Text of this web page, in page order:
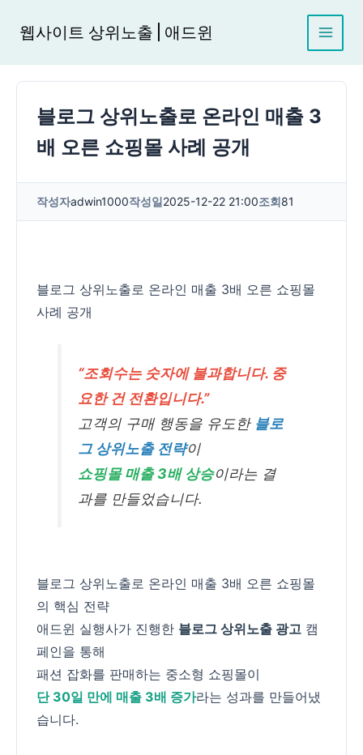
로
웹사이트 상위노출 | 애드윈
블로그 상위노출로 온라인 매출 3
배 오른 쇼핑몰 사례 공개
작성자adwin1000작성일2025-12-22 21:00조회81
블로그 상위노출로 온라인 매출 3배 오른 쇼핑몰
사례 공개
“조회수는 숫자에 불과합니다. 중
요한 건 전환입니다.”
고객의 구매 행동을 유도한 블로
그 상위노출 전략이
쇼핑몰 매출 3배 상승이라는 결
과를 만들었습니다.
블로그 상위노출로 온라인 매출 3배 오른 쇼핑몰
의 핵심 전략
애드윈 실행사가 진행한 블로그 상위노출 광고 캠
페인을 통해
패션 잡화를 판매하는 중소형 쇼핑몰이
단 30일 만에 매출 3배 증가라는 성과를 만들어냈
습니다.